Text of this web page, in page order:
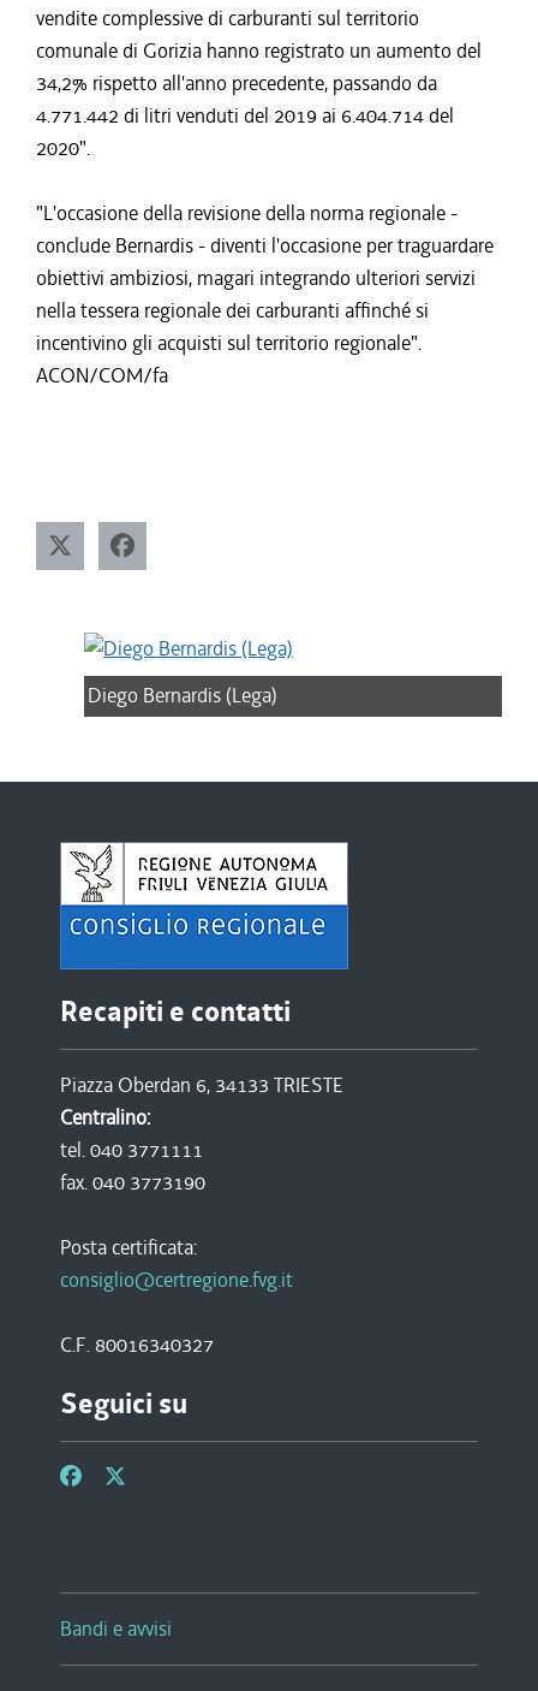
vendite complessive di carburanti sul territorio
comunale di Gorizia hanno registrato un aumento del
34,2% rispetto all'anno precedente, passando da
4.771.442 di litri venduti del 2019 ai 6.404.714 del
2020".
"L'occasione della revisione della norma regionale -
conclude Bernardis - diventi l'occasione per traguardare
obiettivi ambiziosi, magari integrando ulteriori servizi
nella tessera regionale dei carburanti affinché si
incentivino gli acquisti sul territorio regionale".
ACON/COM/fa
Diego Bernardis (Lega)
Recapiti e contatti
Piazza Oberdan 6, 34133 TRIESTE
Centralino:
tel. 040 3771111
fax. 040 3773190
Posta certificata:
consiglio@certregione.fvg.it
C.F. 80016340327
Seguici su
Bandi e avvisi